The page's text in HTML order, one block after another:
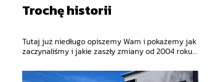
Trochę historii
Tutaj już niedługo opiszemy Wam i pokażemy jak
zaczynaliśmy i jakie zaszły zmiany od 2004 roku…